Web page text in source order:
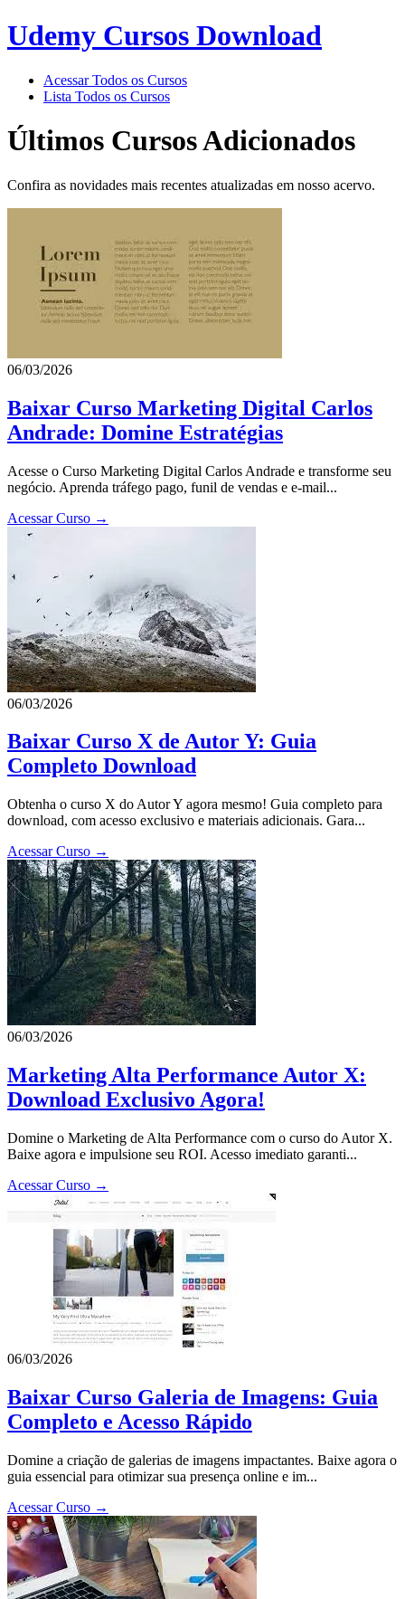
Udemy Cursos Download
Acessar Todos os Cursos
Lista Todos os Cursos
Últimos Cursos Adicionados
Confira as novidades mais recentes atualizadas em nosso acervo.
06/03/2026
Baixar Curso Marketing Digital Carlos
Andrade: Domine Estratégias
Acesse o Curso Marketing Digital Carlos Andrade e transforme seu
negócio. Aprenda tráfego pago, funil de vendas e e-mail...
Acessar Curso →
06/03/2026
Baixar Curso X de Autor Y: Guia
Completo Download
Obtenha o curso X do Autor Y agora mesmo! Guia completo para
download, com acesso exclusivo e materiais adicionais. Gara...
Acessar Curso →
06/03/2026
Marketing Alta Performance Autor X:
Download Exclusivo Agora!
Domine o Marketing de Alta Performance com o curso do Autor X.
Baixe agora e impulsione seu ROI. Acesso imediato garanti...
Acessar Curso →
06/03/2026
Baixar Curso Galeria de Imagens: Guia
Completo e Acesso Rápido
Domine a criação de galerias de imagens impactantes. Baixe agora o
guia essencial para otimizar sua presença online e im...
Acessar Curso →